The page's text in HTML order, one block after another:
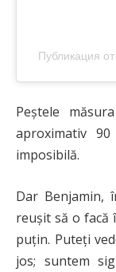
Публикация
Peștele
aproximativ
imposibilă.
Dar Benjamin,
reușit să o facă
puțin. Puteți
jos; suntem